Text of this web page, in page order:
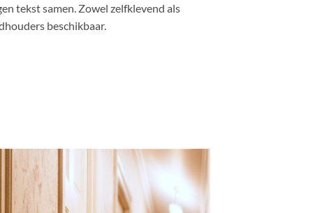
tekst samen. Zowel zelfklevend als
beschikbaar.